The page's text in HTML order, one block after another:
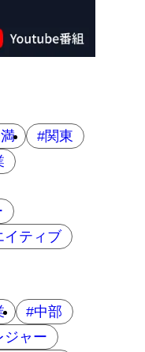
関東
イティブ
中部
ジャー